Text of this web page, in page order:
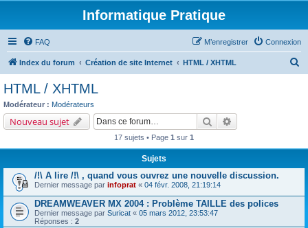
Informatique Pratique
FAQ Connexion
M’enregistrer
Index du forum Création de site Internet HTML / XHTML
HTML / XHTML
Modérateur : Modérateurs
Nouveau sujet Rechercher
17 sujets • Page 1 sur 1
Sujets
/!\ A lire /!\ , quand vous ouvrez une nouvelle discussion.
Dernier message par infoprat « 04 févr. 2008, 21:19:14
DREAMWEAVER MX 2004 : Problème TAILLE des polices
Dernier message par Suricat « 05 mars 2012, 23:53:47
Réponses : 2